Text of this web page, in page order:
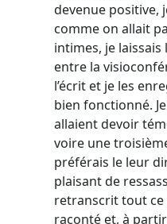
devenue positive,
comme on allait
intimes, je
entre la
l’écrit et je les
bien fonctionné.
allaient devoir
voire une
préférais le leur
plaisant de
retranscrit tout ce
raconté et, à